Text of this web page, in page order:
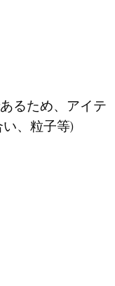
るため、アイテ
、粒子等)